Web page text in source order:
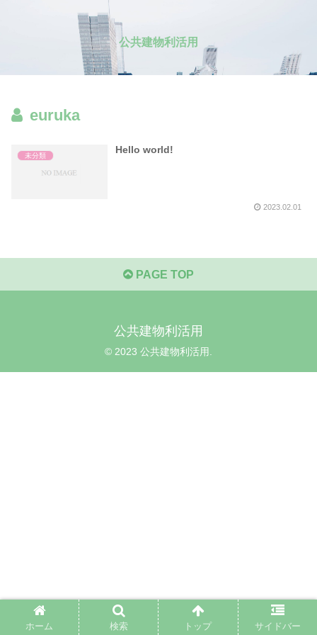
公共建物利活用
euruka
未分類
Hello world!
2023.02.01
PAGE TOP
公共建物利活用
© 2023 公共建物利活用.
ホーム 検索 トップ サイドバー